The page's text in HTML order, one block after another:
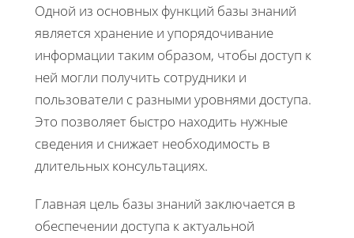
Одной из основных функций базы знаний
является хранение и упорядочивание
информации таким образом, чтобы доступ к
ней могли получить сотрудники и
пользователи с разными уровнями доступа.
Это позволяет быстро находить нужные
сведения и снижает необходимость в
длительных консультациях.
Главная цель базы знаний заключается в
обеспечении доступа к актуальной